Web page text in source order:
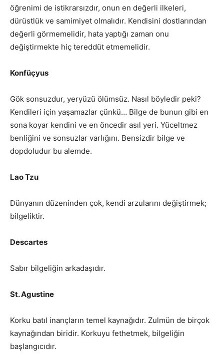
öğrenimi de istikrarsızdır, onun en değerli ilkeleri,
dürüstlük ve samimiyet olmalıdır. Kendisini dostlarından
değerli görmemelidir, hata yaptığı zaman onu
değiştirmekte hiç tereddüt etmemelidir.
Konfüçyus
Gök sonsuzdur, yeryüzü ölümsüz. Nasıl böyledir peki?
Kendileri için yaşamazlar çünkü… Bilge de bunun gibi en
sona koyar kendini ve en öncedir asıl yeri. Yüceltmez
benliğini ve sonsuzlar varlığını. Bensizdir bilge ve
dopdoludur bu alemde.
Lao Tzu
Dünyanın düzeninden çok, kendi arzularını değiştirmek;
bilgeliktir.
Descartes
Sabır bilgeliğin arkadaşıdır.
St. Agustine
Korku batıl inançların temel kaynağıdır. Zulmün de birçok
kaynağından biridir. Korkuyu fethetmek, bilgeliğin
başlangıcıdır.